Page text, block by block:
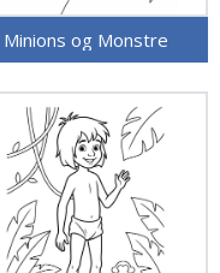
Minions og Monstre